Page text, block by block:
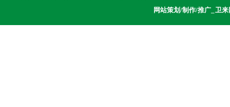
网站策划/制作/推广_卫